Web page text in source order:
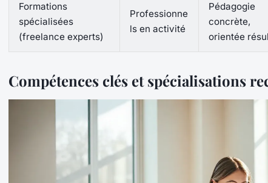
Formations
spécialisées
(freelance experts)
Professionne
ls en activité
Pédagogie
concrète,
orientée
Compétences clés et spécialisations